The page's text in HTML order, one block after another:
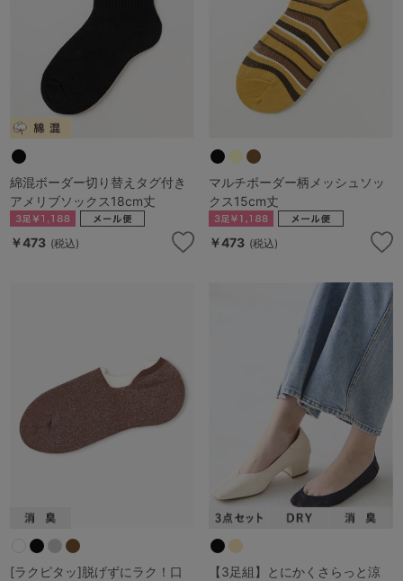
綿混ボーダー切り替えタグ付き
アメリブソックス18cm丈
￥473 (税込)
マルチボーダー柄メッシュソッ
クス15cm丈
￥473 (税込)
[ラクピタッ]脱げずにラク！口
【3足組】とにかくさらっと涼